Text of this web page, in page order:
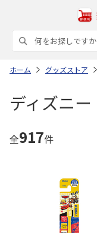
ホーム グッズストア
ディズニー
全917件